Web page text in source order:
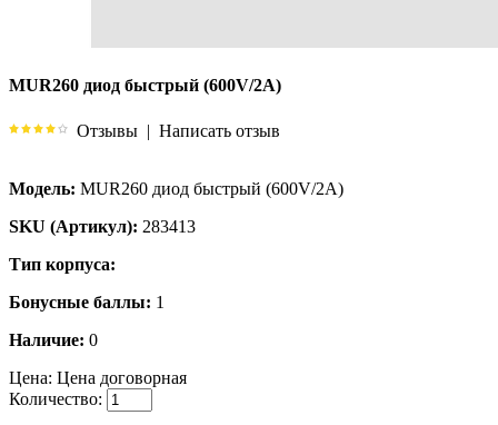
MUR260 диод быстрый (600V/2A)
Отзывы | Написать отзыв
Модель: MUR260 диод быстрый (600V/2A)
SKU (Артикул): 283413
Тип корпуса:
Бонусные баллы: 1
Наличие: 0
Цена: Цена договорная
Количество: